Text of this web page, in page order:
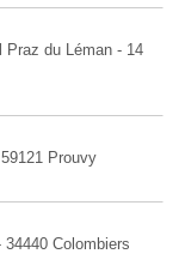
Praz du Léman - 14
Prouvy
Colombiers